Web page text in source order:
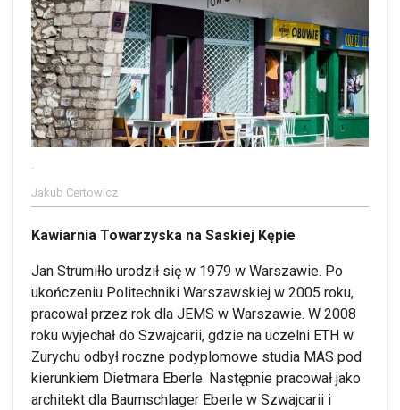
.
Jakub Certowicz
Kawiarnia Towarzyska na Saskiej Kępie
Jan Strumiłło urodził się w 1979 w Warszawie. Po
ukończeniu Politechniki Warszawskiej w 2005 roku,
pracował przez rok dla JEMS w Warszawie. W 2008
roku wyjechał do Szwajcarii, gdzie na uczelni ETH w
Zurychu odbył roczne podyplomowe studia MAS pod
kierunkiem Dietmara Eberle. Następnie pracował jako
architekt dla Baumschlager Eberle w Szwajcarii i